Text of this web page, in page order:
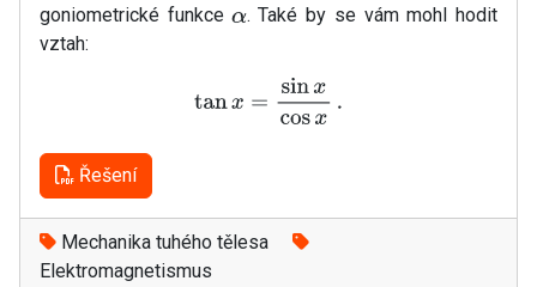
goniometrické funkceα. Také by se vám mohl hodit
vztah:
tan x= xcosx
Řešení
Mechanika tuhého tělesa
Elektromagnetismus